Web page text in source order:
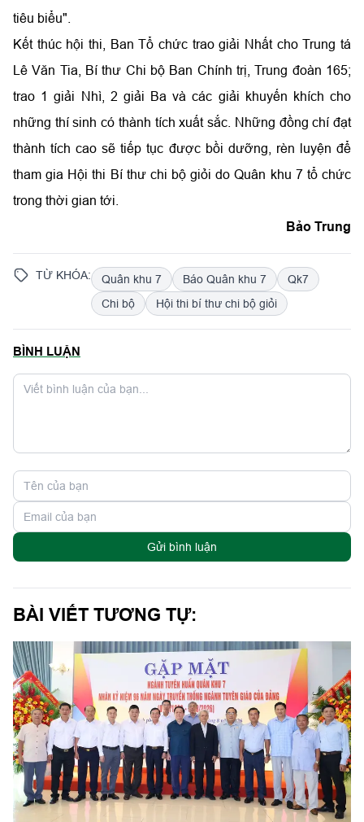
tiêu biểu".
Kết thúc hội thi, Ban Tổ chức trao giải Nhất cho Trung tá
Lê Văn Tia, Bí thư Chi bộ Ban Chính trị, Trung đoàn 165;
trao 1 giải Nhì, 2 giải Ba và các giải khuyến khích cho
những thí sinh có thành tích xuất sắc. Những đồng chí đạt
thành tích cao sẽ tiếp tục được bồi dưỡng, rèn luyện để
tham gia Hội thi Bí thư chi bộ giỏi do Quân khu 7 tổ chức
trong thời gian tới.
Bảo Trung
TỪ KHÓA: Quân khu 7 Báo Quân khu 7
Qk7
Chi bộ
Hội thi bí thư chi bộ giỏi
BÌNH LUẬN
Gửi bình luận
BÀI VIẾT TƯƠNG TỰ: